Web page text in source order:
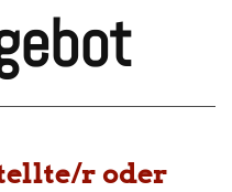
r oder